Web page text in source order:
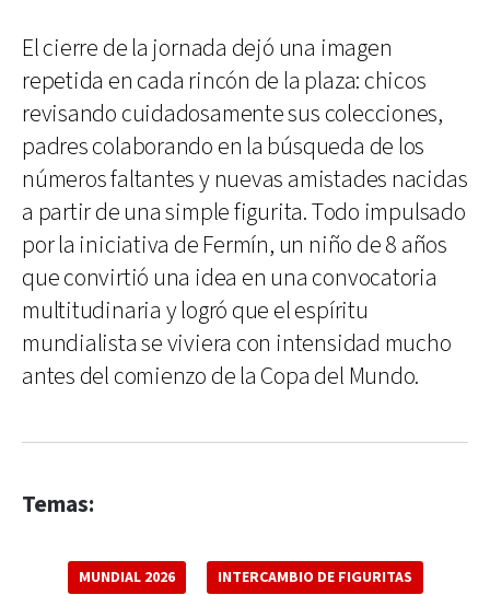
El cierre de la jornada dejó una imagen
repetida en cada rincón de la plaza: chicos
revisando cuidadosamente sus colecciones,
padres colaborando en la búsqueda de los
números faltantes y nuevas amistades nacidas
a partir de una simple figurita. Todo impulsado
por la iniciativa de Fermín, un niño de 8 años
que convirtió una idea en una convocatoria
multitudinaria y logró que el espíritu
mundialista se viviera con intensidad mucho
antes del comienzo de la Copa del Mundo.
Temas:
MUNDIAL 2026 INTERCAMBIO DE FIGURITAS